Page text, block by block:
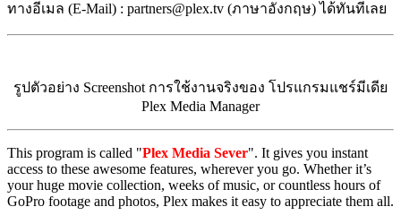
ทางอีเมล (E-Mail) : partners@plex.tv (ภาษาอังกฤษ) ได้ทันทีเลย
รูปตัวอย่าง Screenshot การใช้งานจริงของ โปรแกรมแชร์มีเดีย
Plex Media Manager
This program is called "Plex Media Sever". It gives you instant
access to these awesome features, wherever you go. Whether it’s
your huge movie collection, weeks of music, or countless hours of
GoPro footage and photos, Plex makes it easy to appreciate them all.